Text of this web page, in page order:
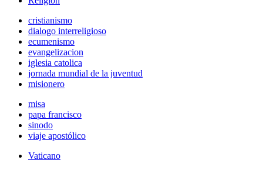
cristianismo
dialogo interreligioso
ecumenismo
evangelizacion
iglesia catolica
jornada mundial de la juventud
misionero
misa
papa francisco
sinodo
viaje apostólico
Vaticano